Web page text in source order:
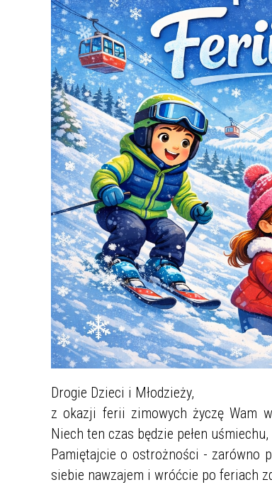
Drogie Dzieci i Młodzieży,
z okazji ferii zimowych życzę Wam
Niech ten czas będzie pełen
Pamiętajcie o ostrożności - zarówno
siebie nawzajem i wróćcie po feriach